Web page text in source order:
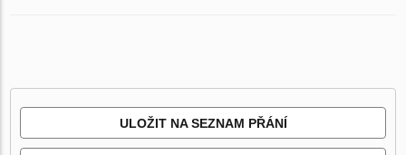
ULOŽIT NA SEZNAM PŘÁNÍ